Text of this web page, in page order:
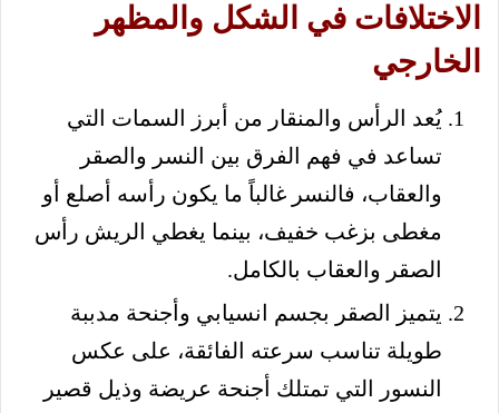
الاختلافات في الشكل والمظهر
الخارجي
يُعد الرأس والمنقار من أبرز السمات التي
تساعد في فهم الفرق بين النسر والصقر
والعقاب، فالنسر غالباً ما يكون رأسه أصلع أو
مغطى بزغب خفيف، بينما يغطي الريش رأس
الصقر والعقاب بالكامل.
يتميز الصقر بجسم انسيابي وأجنحة مدببة
طويلة تناسب سرعته الفائقة، على عكس
النسور التي تمتلك أجنحة عريضة وذيل قصير